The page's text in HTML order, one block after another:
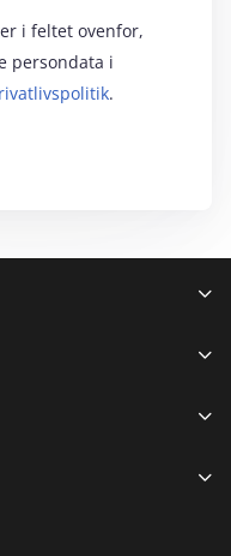
i feltet ovenfor,
persondata i
.